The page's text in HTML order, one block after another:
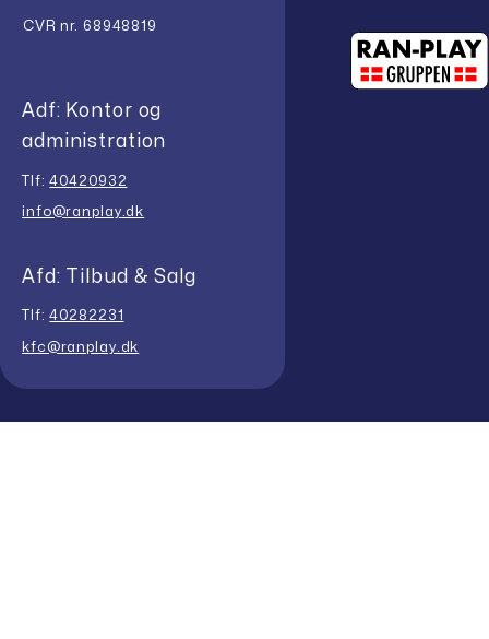
CVR nr. 68948819
Adf: Kontor og
administration
Tlf:40420932
info@ranplay.dk
Afd: Tilbud & Salg
Tlf:40282231
kfc@ranplay.dk